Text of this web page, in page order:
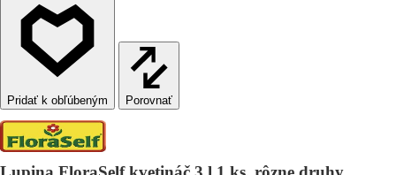
Porovnať